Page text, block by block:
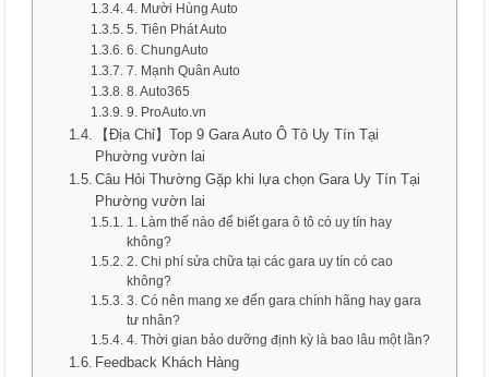
4. Mười Hùng Auto
5. Tiên Phát Auto
6. ChungAuto
7. Mạnh Quân Auto
8. Auto365
9. ProAuto.vn
【Địa Chỉ】Top 9 Gara Auto Ô Tô Uy Tín Tại
Phường vườn lai
Câu Hỏi Thường Gặp khi lựa chọn Gara Uy Tín Tại
Phường vườn lai
1. Làm thế nào để biết gara ô tô có uy tín hay
không?
2. Chi phí sửa chữa tại các gara uy tín có cao
không?
3. Có nên mang xe đến gara chính hãng hay gara
tư nhân?
4. Thời gian bảo dưỡng định kỳ là bao lâu một lần?
Feedback Khách Hàng